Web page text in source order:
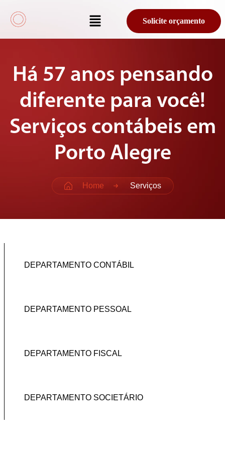
Solicite orçamento
Há 57 anos pensando
diferente para você!
Serviços contábeis em
Porto Alegre
Home Serviços
DEPARTAMENTO CONTÁBIL
DEPARTAMENTO PESSOAL
DEPARTAMENTO FISCAL
DEPARTAMENTO SOCIETÁRIO